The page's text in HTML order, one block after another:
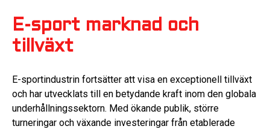
E-sport marknad och
tillväxt
E-sportindustrin fortsätter att visa en exceptionell tillväxt
och har utvecklats till en betydande kraft inom den globala
underhållningssektorn. Med ökande publik, större
turneringar och växande investeringar från etablerade